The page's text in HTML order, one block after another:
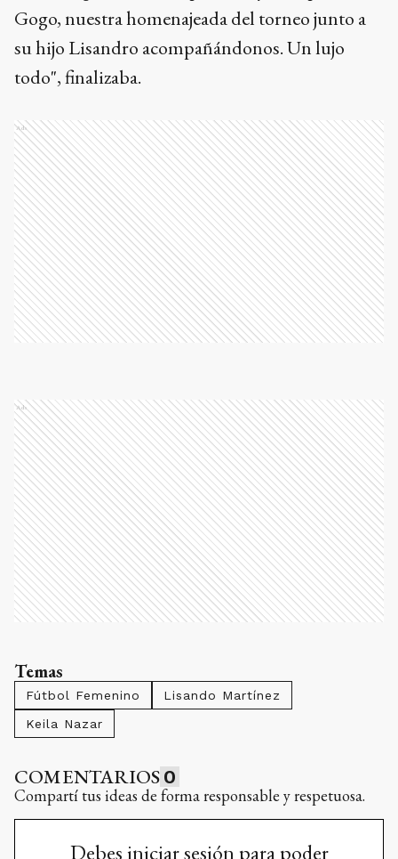
Gogo, nuestra homenajeada del torneo junto a
su hijo Lisandro acompañándonos. Un lujo
todo", finalizaba.
Ads
Ads
Temas
Fútbol Femenino
Lisando Martínez
Keila Nazar
COMENTARIOS 0
Compartí tus ideas de forma responsable y respetuosa.
Debes iniciar sesión para poder